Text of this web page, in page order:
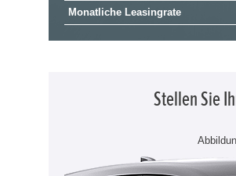
Monatliche Leasingrate
Stellen Sie